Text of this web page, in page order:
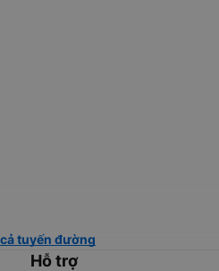
tuyến đường
Hỗ trợ